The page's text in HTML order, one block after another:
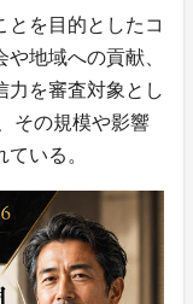
とを目的としたコ
地域への貢献、
力を審査対象とし
その規模や影響
いる。